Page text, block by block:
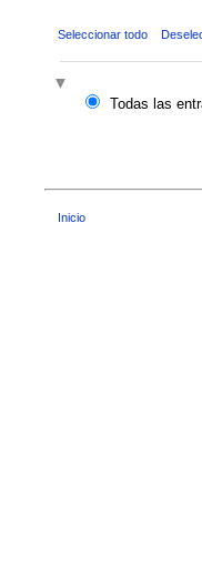
Seleccionar todo
Todas las
Inicio